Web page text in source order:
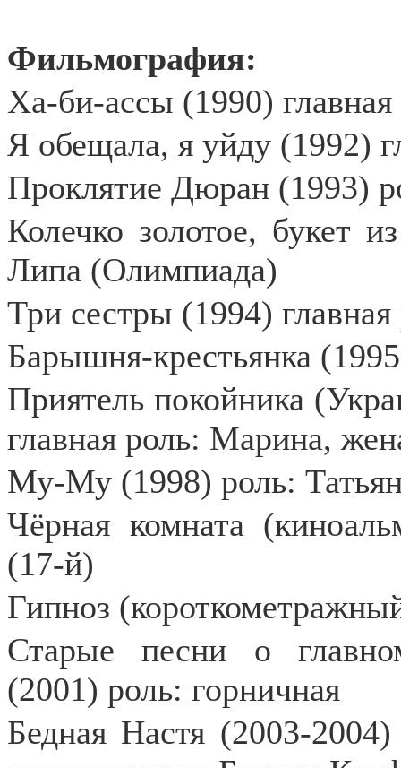
Фильмография:
Ха-би-ассы (1990)
Я обещала, я уйду (1992)
Проклятие Дюран (1993)
Колечко золотое, букет
Липа (Олимпиада)
Три сестры (1994)
Барышня-крестьянка
Приятель покойника
главная роль: Марина,
Му-Му (1998) роль:
Чёрная комната
(17-й)
Гипноз
Старые песни о
(2001) роль: горничная
Бедная Настя (2003-